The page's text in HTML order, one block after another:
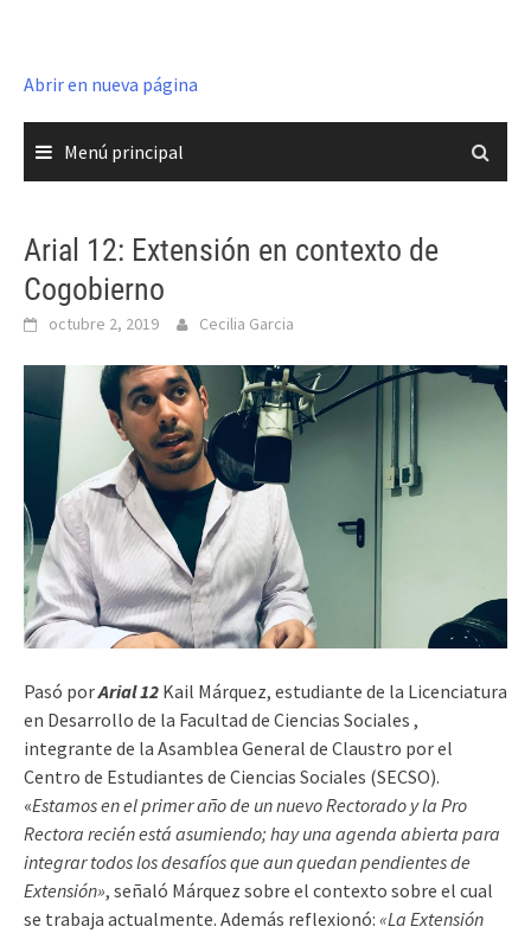
Abrir en nueva página
Menú principal
Arial 12: Extensión en contexto de
Cogobierno
octubre 2, 2019 Cecilia Garcia
Pasó porArial 12 Kail Márquez, estudiante de la Licenciatura
en Desarrollo de la Facultad de Ciencias Sociales ,
integrante de la Asamblea General de Claustro por el
Centro de Estudiantes de Ciencias Sociales (SECSO).
«Estamos en el primer año de un nuevo Rectorado y la Pro
Rectora recién está asumiendo; hay una agenda abierta para
integrar todos los desafíos que aun quedan pendientes de
Extensión», señaló Márquez sobre el contexto sobre el cual
se trabaja actualmente. Además reflexionó: «La Extensión